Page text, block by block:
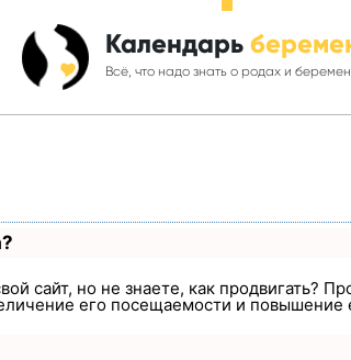
Календарь
Всё, что надо знать о родах и
сайт, но не знаете, как продвигать?
его посещаемости и повышение